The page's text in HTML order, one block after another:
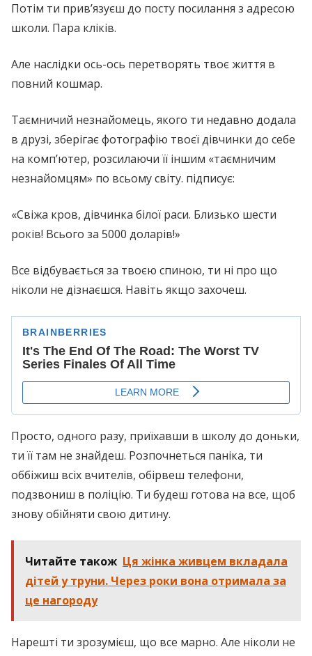
Потім ти прив’язуєш до посту посилання з адресою
школи. Пара кліків.
Але наслідки ось-ось перетворять твоє життя в
повний кошмар.
Таємничий незнайомець, якого ти недавно додала
в друзі, зберігає фотографію твоєї дівчинки до себе
на комп’ютер, розсилаючи її іншим «таємничим
незнайомцям» по всьому світу. підписує:
«Свіжа кров, дівчинка білої раси. Близько шести
років! Всього за 5000 доларів!»
Все відбувається за твоєю спиною, ти ні про що
ніколи не дізнаєшся. Навіть якщо захочеш.
Просто, одного разу, приїхавши в школу до доньки,
ти її там не знайдеш. Розпочнеться паніка, ти
оббіжиш всіх вчителів, обірвеш телефони,
подзвониш в поліцію. Ти будеш готова на все, щоб
знову обійняти свою дитину.
Читайте також Ця жінка живцем вкладала
дітей у труни. Через роки вона отримала за
це нагороду
Нарешті ти зрозумієш, що все марно. Але ніколи не